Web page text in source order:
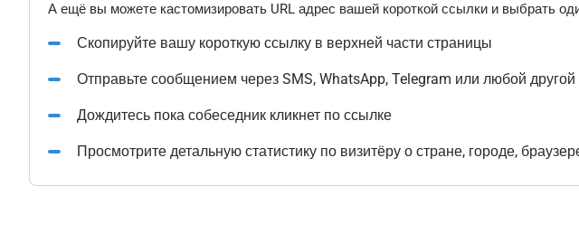
А ещё вы можете кастомизировать URL адрес вашей короткой ссылки и выбрать
Скопируйте вашу короткую ссылку в верхней части страницы
Отправьте сообщением через SMS, WhatsApp, Telegram или любой
Дождитесь пока собеседник кликнет по ссылке
Просмотрите детальную статистику по визитёру о стране, городе,